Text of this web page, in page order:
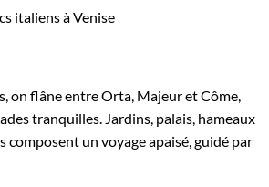
on flâne entre Orta, Majeur et Côme,
tranquilles. Jardins, palais, hameaux
composent un voyage apaisé, guidé par